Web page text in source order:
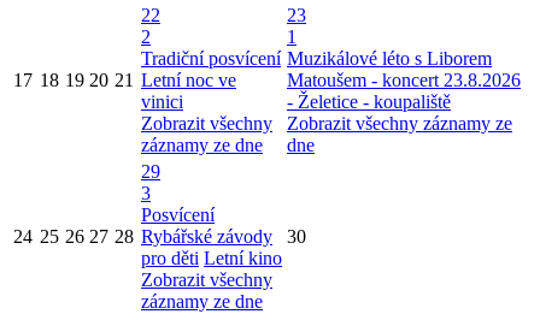
17 18 19 20 21
22
2
Tradiční posvícení
Letní noc ve
vinici
Zobrazit všechny
záznamy ze dne
23
1
Muzikálové léto s Liborem
Matoušem - koncert 23.8.2026
- Želetice - koupaliště
Zobrazit všechny záznamy ze
dne
24 25 26 27 28
29
3
Posvícení
Rybářské závody
pro děti Letní kino
Zobrazit všechny
záznamy ze dne
30